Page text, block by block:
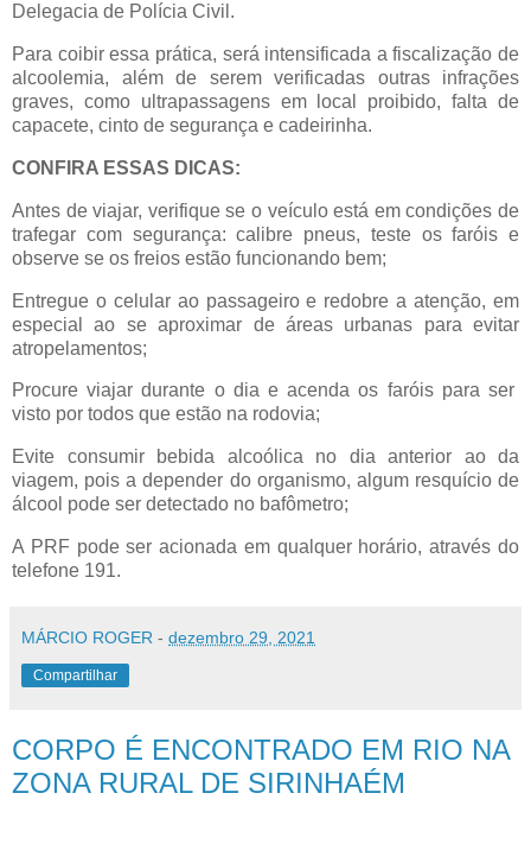
Delegacia de Polícia Civil.
Para coibir essa prática, será intensificada a fiscalização de
alcoolemia, além de serem verificadas outras infrações
graves, como ultrapassagens em local proibido, falta de
capacete, cinto de segurança e cadeirinha.
CONFIRA ESSAS DICAS:
Antes de viajar, verifique se o veículo está em condições de
trafegar com segurança: calibre pneus, teste os faróis e
observe se os freios estão funcionando bem;
Entregue o celular ao passageiro e redobre a atenção, em
especial ao se aproximar de áreas urbanas para evitar
atropelamentos;
Procure viajar durante o dia e acenda os faróis para ser
visto por todos que estão na rodovia;
Evite consumir bebida alcoólica no dia anterior ao da
viagem, pois a depender do organismo, algum resquício de
álcool pode ser detectado no bafômetro;
A PRF pode ser acionada em qualquer horário, através do
telefone 191.
MÁRCIO ROGER - dezembro 29, 2021
Compartilhar
CORPO É ENCONTRADO EM RIO NA
ZONA RURAL DE SIRINHAÉM